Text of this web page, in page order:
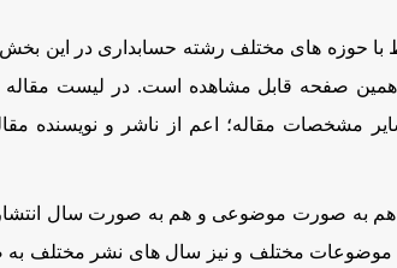
با حوزه های مختلف رشته حسابداری در این
صفحه قابل مشاهده است. در لیست مقاله
مشخصات مقاله؛ اعم از ناشر و نویسنده
هم به صورت موضوعی و هم به صورت سال انتشار
مختلف و نیز سال های نشر مختلف به